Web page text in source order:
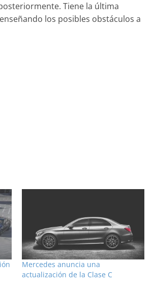
Tiene la última
los posibles obstáculos a
Mercedes anuncia una
actualización de la Clase C